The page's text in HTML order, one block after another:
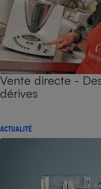
Vente directe -
dérives
ACTUALITÉ